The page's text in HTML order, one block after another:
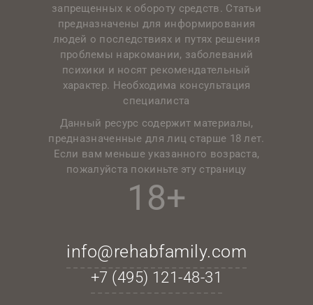
запрещенных к обороту средств. Статьи
предназначены для информирования
людей о последствиях и путях решения
проблемы наркомании, заболеваний
психики и носят рекомендательный
характер. Необходима консультация
специалиста
Данный ресурс содержит материалы,
предназначенные для лиц старше 18 лет.
Если вам меньше указанного возраста,
пожалуйста покиньте эту страницу
18+
info@rehabfamily.com
+7 (495) 121-48-31